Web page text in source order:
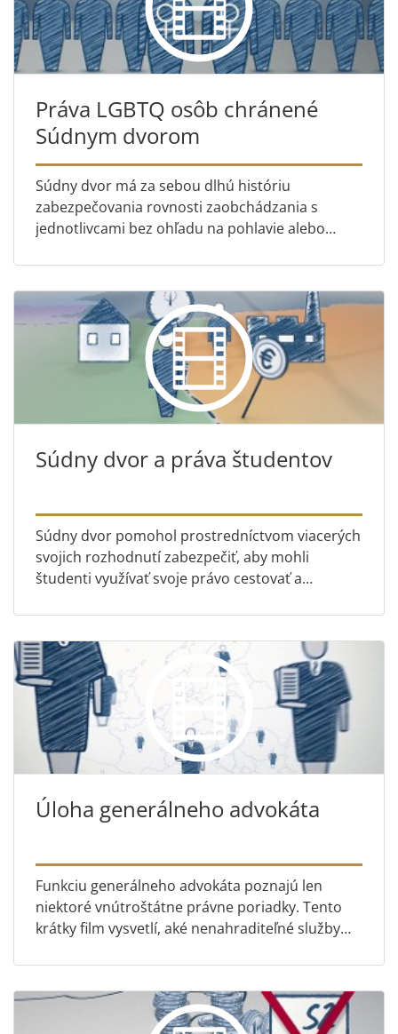
Práva LGBTQ osôb chránené
Súdnym dvorom
Súdny dvor má za sebou dlhú históriu
zabezpečovania rovnosti zaobchádzania s
jednotlivcami bez ohľadu na pohlavie alebo
niekoľkými vecami, v ktorých Súdn...
Súdny dvor a práva študentov
Súdny dvor pomohol prostredníctvom viacerých
svojich rozhodnutí zabezpečiť, aby mohli
študenti využívať svoje právo cestovať a
vysvetľuje niektoré z najdôle...
Úloha generálneho advokáta
Funkciu generálneho advokáta poznajú len
niektoré vnútroštátne právne poriadky. Tento
krátky film vysvetlí, aké nenahraditeľné služby
advokátov, vďaka ktorý...